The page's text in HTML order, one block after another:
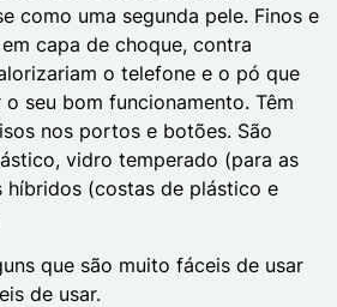
como uma segunda pele. Finos e
capa de choque, contra
o telefone e o pó que
seu bom funcionamento. Têm
nos portos e botões. São
vidro temperado (para as
híbridos (costas de plástico e
que são muito fáceis de usar
de usar.